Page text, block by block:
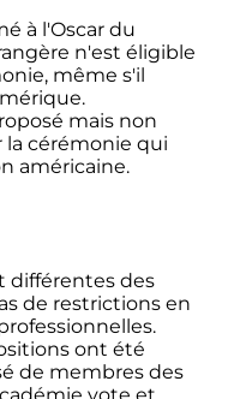
à l'Oscar du
n'est éligible
même s'il
mais non
cérémonie qui
américaine.
différentes des
de restrictions en
ont été
de membres des